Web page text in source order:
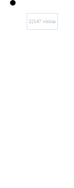
22147 visitas